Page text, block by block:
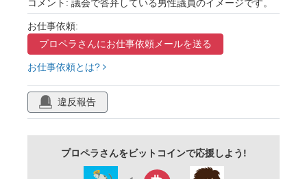
書紀 議長
審議 県議会
コメント: 議会で答弁している男性議員のイメージです。
お仕事依頼:
プロペラさんにお仕事依頼メールを送る
お仕事依頼とは?
違反報告
プロペラさんをビットコインで応援しよう!